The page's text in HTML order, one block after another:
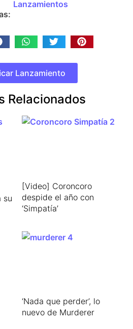
Lanzamientos
Lanzamiento
Relacionados
su
[Video] Coroncoro
despide el año con
‘Simpatía’
‘Nada que perder’, lo
nuevo de Murderer